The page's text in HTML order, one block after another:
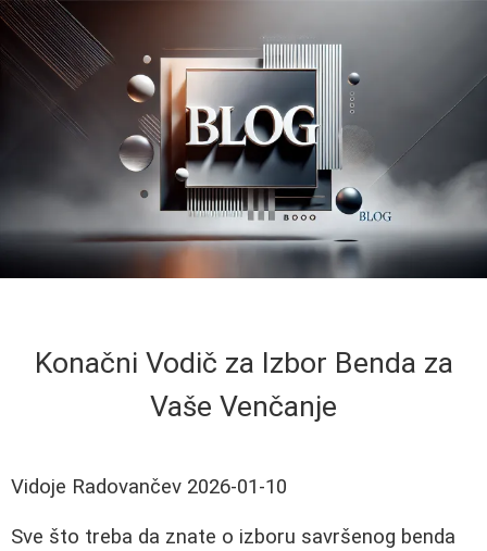
Konačni Vodič za Izbor Benda za
Vaše Venčanje
Vidoje Radovančev 2026-01-10
Sve što treba da znate o izboru savršenog benda